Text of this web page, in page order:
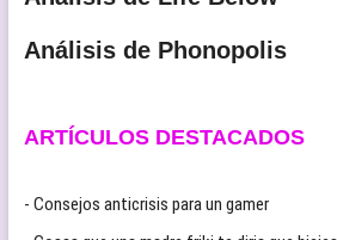
Análisis de Phonopolis
ARTÍCULOS DESTACADOS
- Consejos anticrisis para un gamer